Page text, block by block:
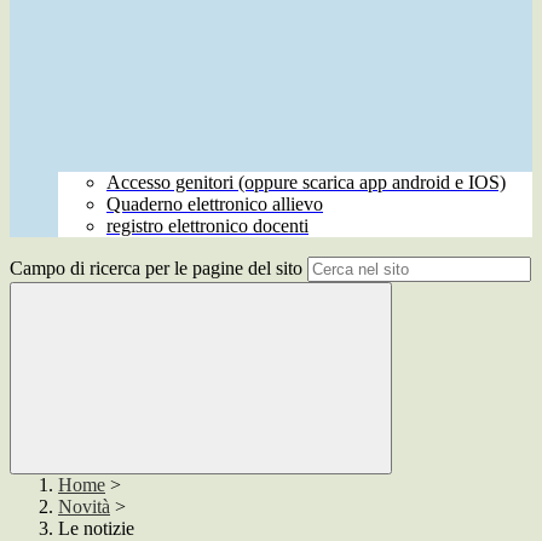
Accesso genitori (oppure scarica app android e IOS)
Quaderno elettronico allievo
registro elettronico docenti
Campo di ricerca per le pagine del sito
Home >
Novità >
Le notizie